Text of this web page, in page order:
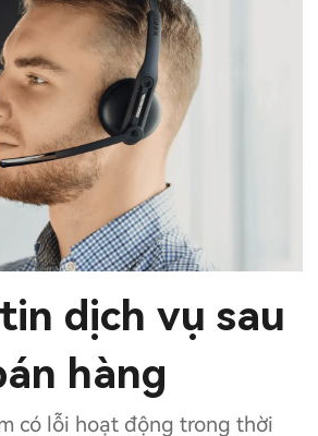
dịch vụ sau
hàng
có lỗi hoạt động trong thời